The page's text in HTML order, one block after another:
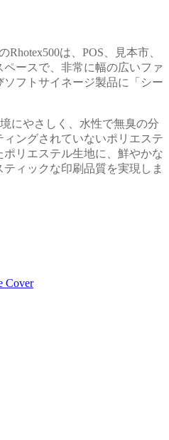
は、POS、見本市、
ースで、非常に幅の広いファ
フトサイネージ製品に「シー
にやさしく、水性で無臭の分
ングされていないポリエステ
リエステル生地に、鮮やかな
ィックな印刷品質を実現しま